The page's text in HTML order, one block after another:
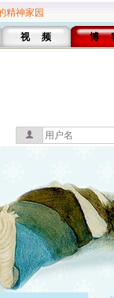
精神家园
视 频 博